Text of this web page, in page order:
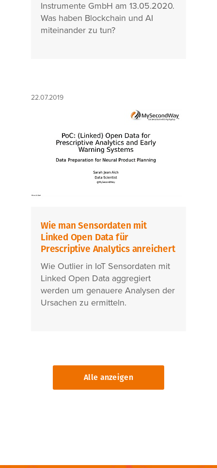
Instrumente GmbH am 13.05.2020.
Was haben Blockchain und AI
miteinander zu tun?
22.07.2019
Wie man Sensordaten mit
Linked Open Data für
Prescriptive Analytics anreichert
Wie Outlier in IoT Sensordaten mit
Linked Open Data aggregiert
werden um genauere Analysen der
Ursachen zu ermitteln.
Alle anzeigen